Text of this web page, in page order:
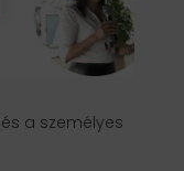
a személyes